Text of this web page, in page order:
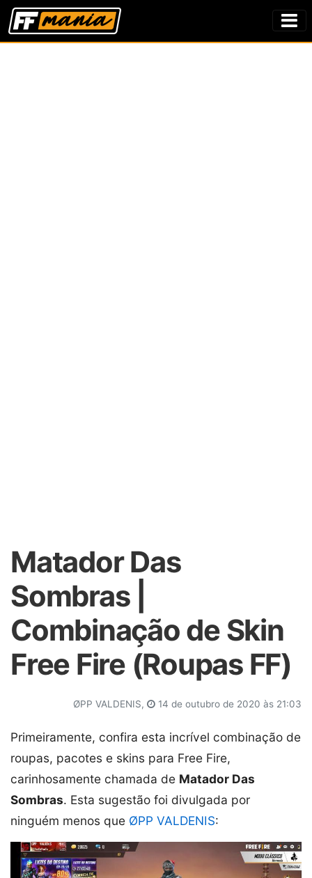
Matador Das
Sombras |
Combinação de Skin
Free Fire (Roupas FF)
ØPP VALDENIS, 14 de outubro de 2020 às 21:03
Primeiramente, confira esta incrível combinação de
roupas, pacotes e skins para Free Fire,
carinhosamente chamada de Matador Das
Sombras. Esta sugestão foi divulgada por
ninguém menos que ØPP VALDENIS: